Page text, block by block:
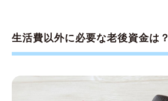
生活費以外に必要な老後資金は？